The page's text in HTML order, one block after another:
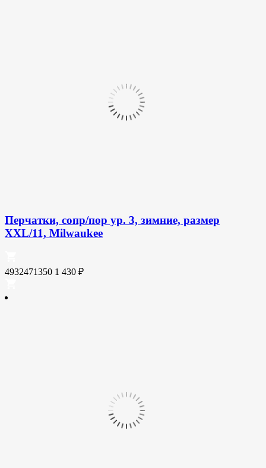
Перчатки, сопр/пор ур. 3, зимние, размер
XXL/11, Milwaukee
4932471350 1 430 ₽